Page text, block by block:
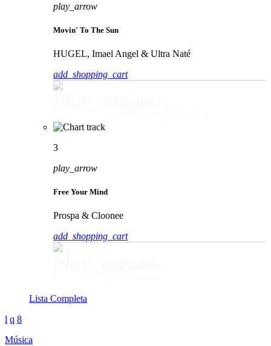
play_arrow
Movin' To The Sun
HUGEL, Imael Angel & Ultra Naté
add_shopping_cart
3
play_arrow
Free Your Mind
Prospa & Cloonee
add_shopping_cart
Lista Completa
Música